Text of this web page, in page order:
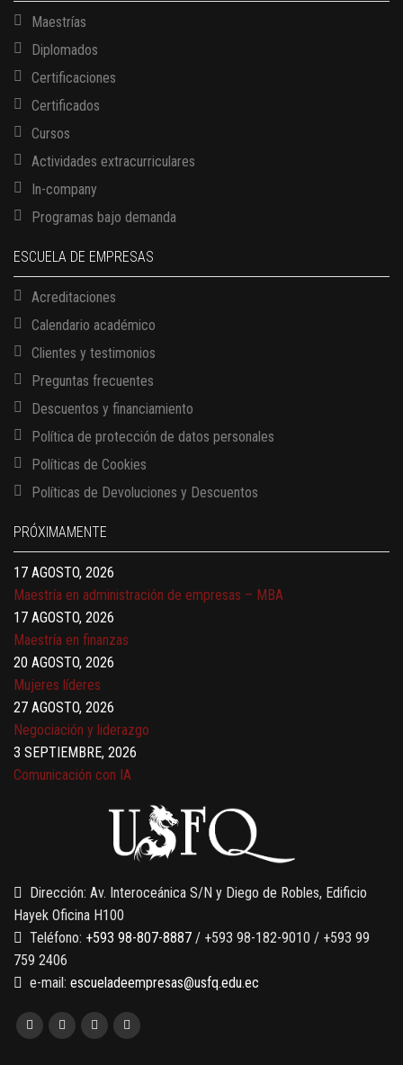
Maestrías
Diplomados
Certificaciones
Certificados
Cursos
Actividades extracurriculares
In-company
Programas bajo demanda
ESCUELA DE EMPRESAS
Acreditaciones
Calendario académico
Clientes y testimonios
Preguntas frecuentes
Descuentos y financiamiento
Política de protección de datos personales
Políticas de Cookies
Políticas de Devoluciones y Descuentos
PRÓXIMAMENTE
13 AGOSTO, 2026
17 AGOSTO, 2026
Gerencia de empresas familiares
17 AGOSTO, 2026
Maestría en administración de empresas – MBA
17 AGOSTO, 2026
Maestría en finanzas
20 AGOSTO, 2026
Mujeres líderes
27 AGOSTO, 2026
Negociación y liderazgo
3 SEPTIEMBRE, 2026
Comunicación con IA
Gobernanza de datos
13 AGOSTO, 2026
Finanzas para no financieros
Dirección: Av. Interoceánica S/N y Diego de Robles, Edificio
Hayek Oficina H100
Teléfono: +593 98-807-8887 / +593 98-182-9010 / +593 99
759 2406
e-mail: escueladeempresas@usfq.edu.ec